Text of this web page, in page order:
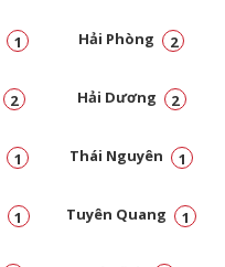
1 Hải Phòng 2
2 Hải Dương 2
1 Thái Nguyên 1
1 Tuyên Quang 1